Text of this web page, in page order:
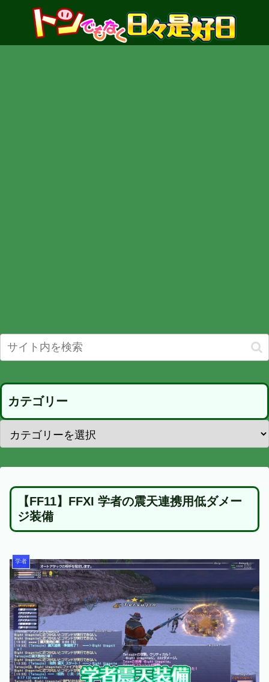
カテゴリー
【FF11】FFXI 学者の震天連携用低ダメー
ジ装備
学者